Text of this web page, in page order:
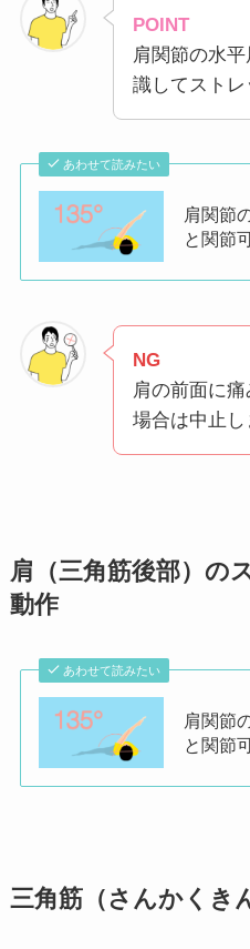
POINT
肩関節の水
識してストレ
あわせて読みたい
肩関節
と関節
NG
肩の前面に
場合は中止し
肩（三角筋後部）の
動作
あわせて読みたい
肩関節
と関節
三角筋（さんかくき